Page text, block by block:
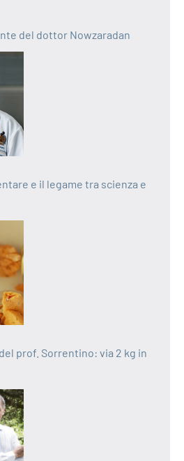
del dottor Nowzaradan
e il legame tra scienza e
prof. Sorrentino: via 2 kg in